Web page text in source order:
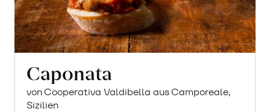
Caponata
von Cooperativa Valdibella aus Camporeale,
Sizilien